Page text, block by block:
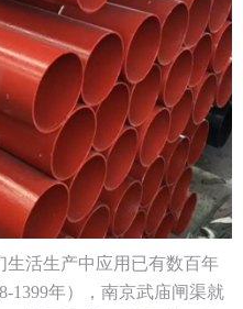
活生产中应用已有数百年
1399年），南京武庙闸渠就